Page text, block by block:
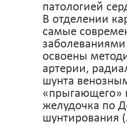
патологией
В отделении
самые
освоены
артерии,
шунта
«прыгающего»
желудочка по
шунтирования